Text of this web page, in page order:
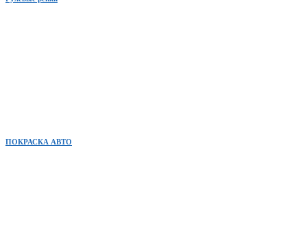
ПОКРАСКА АВТО